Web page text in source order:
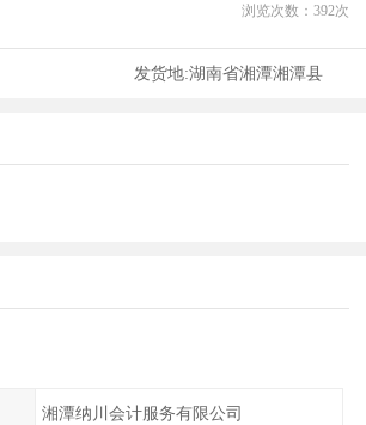
浏览次数： 392次
发货地:湖南省湘潭湘潭县
湘潭纳川会计服务有限公司